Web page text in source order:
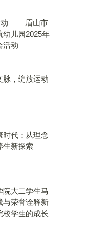
动 ——眉山市
幼儿园2025年
活动
脉，绽放运动
时代：从理念
生新探索
院大二学生马
与荣誉诠释新
校学生的成长